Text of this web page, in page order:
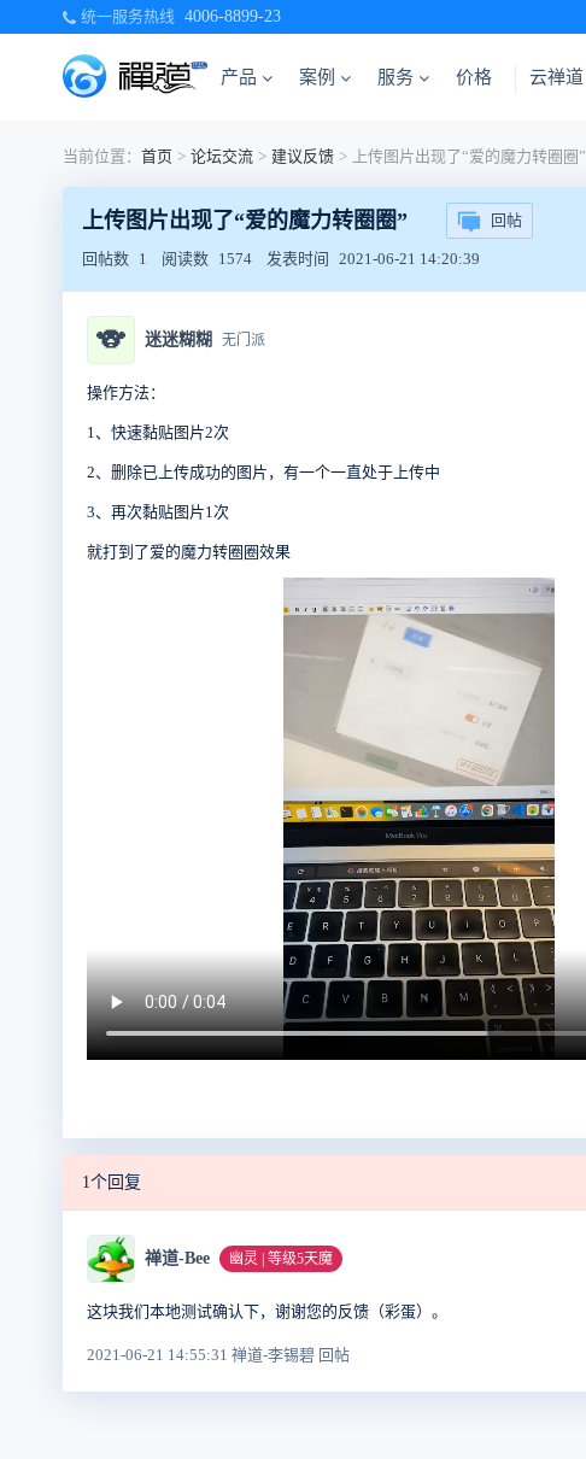
统一服务热线 4006-8899-23
产品 案例 服务 价格 云禅道
当前位置： 首页 > 论坛交流 > 建议反馈 > 上传图片出现了“爱的魔力转圈圈”
上传图片出现了“爱的魔力转圈圈” 回帖
回帖数 1 阅读数 1574 发表时间 2021-06-21 14:20:39
🐨 迷迷糊糊 无门派
操作方法：
1、快速黏贴图片2次
2、删除已上传成功的图片，有一个一直处于上传中
3、再次黏贴图片1次
就打到了爱的魔力转圈圈效果
1个回复
禅道-Bee 幽灵 | 等级5天魔
这块我们本地测试确认下，谢谢您的反馈（彩蛋）。
2021-06-21 14:55:31 禅道-李锡碧 回帖